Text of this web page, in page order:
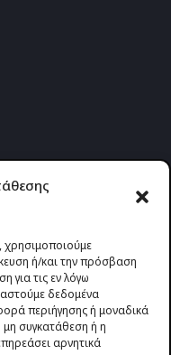
χρησιμοποιούμε
ή/και την πρόσβαση
για τις εν λόγω
δεδομένα
περιήγησης ή μοναδικά
συγκατάθεση ή η
αρνητικά